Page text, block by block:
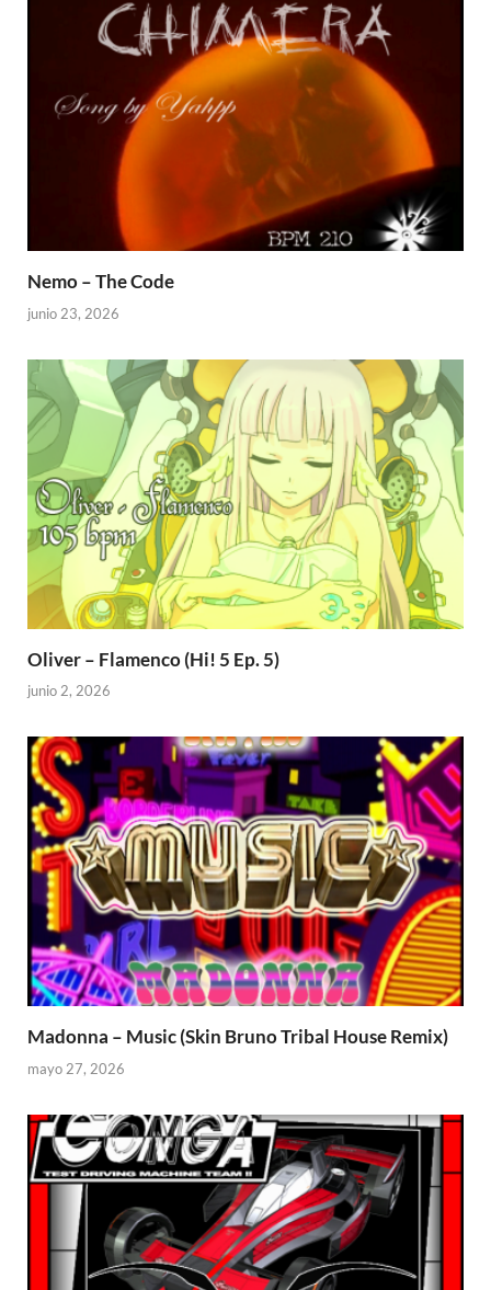
Nemo – The Code
junio 23, 2026
Oliver – Flamenco (Hi! 5 Ep. 5)
junio 2, 2026
Madonna – Music (Skin Bruno Tribal House Remix)
mayo 27, 2026